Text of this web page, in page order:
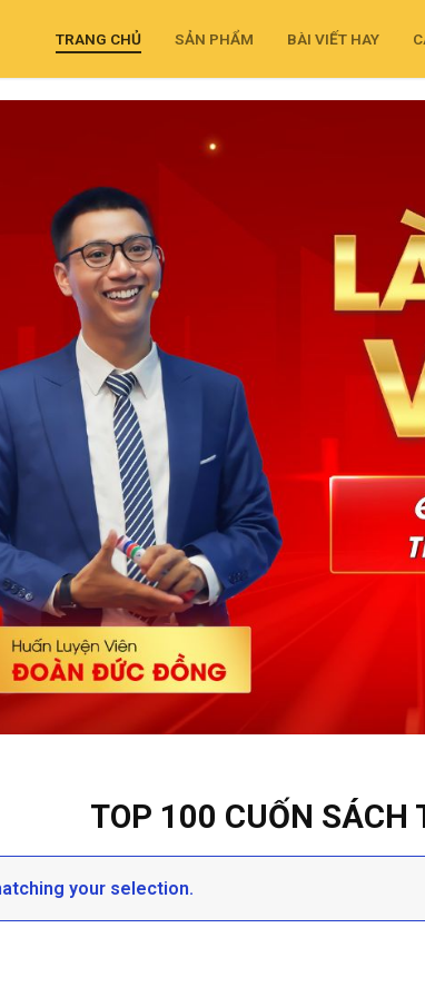
TRANG CHỦ SẢN PHẨM BÀI VIẾT HAY
TOP 100 CUỐN SÁCH
your selection.